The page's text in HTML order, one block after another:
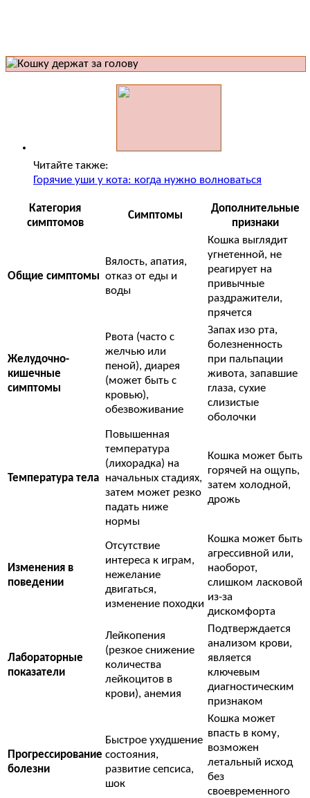
Читайте также:
Горячие уши у кота: когда нужно волноваться
Категория
симптомов
Симптомы
Дополнительные
признаки
Общие симптомы
Вялость, апатия,
отказ от еды и
воды
Кошка выглядит
угнетенной, не
реагирует на
привычные
раздражители,
прячется
Желудочно-
кишечные
симптомы
Рвота (часто с
желчью или
пеной), диарея
(может быть с
кровью),
обезвоживание
Запах изо рта,
болезненность
при пальпации
живота, запавшие
глаза, сухие
слизистые
оболочки
Температура тела
Повышенная
температура
(лихорадка) на
начальных стадиях,
затем может резко
падать ниже
нормы
Кошка может быть
горячей на ощупь,
затем холодной,
дрожь
Изменения в
поведении
Отсутствие
интереса к играм,
нежелание
двигаться,
изменение походки
Кошка может быть
агрессивной или,
наоборот,
слишком ласковой
из-за
дискомфорта
Лабораторные
показатели
Лейкопения
(резкое снижение
количества
лейкоцитов в
крови), анемия
Подтверждается
анализом крови,
является
ключевым
диагностическим
признаком
Прогрессирование
болезни
Быстрое ухудшение
состояния,
развитие сепсиса,
шок
Кошка может
впасть в кому,
возможен
летальный исход
без
своевременного